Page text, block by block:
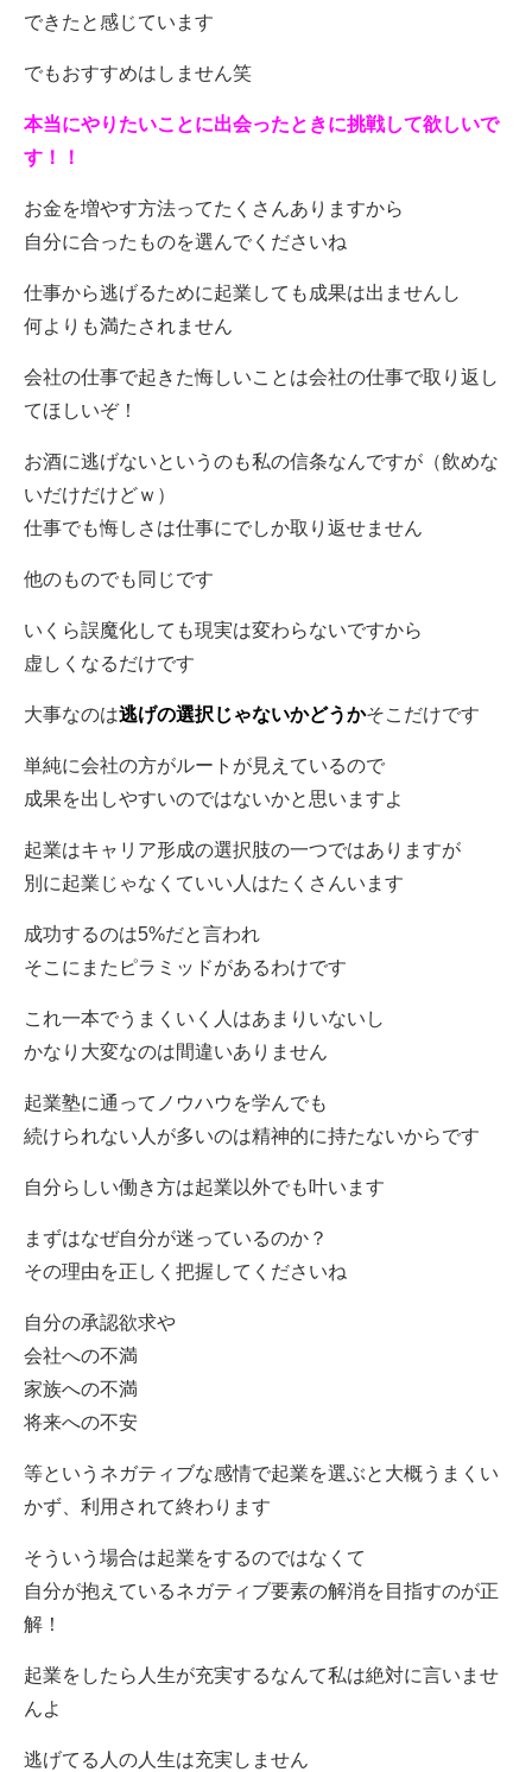
できたと感じています
でもおすすめはしません笑
本当にやりたいことに出会ったときに挑戦して欲しいで
す！！
お金を増やす方法ってたくさんありますから
自分に合ったものを選んでくださいね
仕事から逃げるために起業しても成果は出ませんし
何よりも満たされません
会社の仕事で起きた悔しいことは会社の仕事で取り返し
てほしいぞ！
お酒に逃げないというのも私の信条なんですが（飲めな
いだけだけどｗ）
仕事でも悔しさは仕事にでしか取り返せません
他のものでも同じです
いくら誤魔化しても現実は変わらないですから
虚しくなるだけです
大事なのは逃げの選択じゃないかどうかそこだけです
単純に会社の方がルートが見えているので
成果を出しやすいのではないかと思いますよ
起業はキャリア形成の選択肢の一つではありますが
別に起業じゃなくていい人はたくさんいます
成功するのは5%だと言われ
そこにまたピラミッドがあるわけです
これ一本でうまくいく人はあまりいないし
かなり大変なのは間違いありません
起業塾に通ってノウハウを学んでも
続けられない人が多いのは精神的に持たないからです
自分らしい働き方は起業以外でも叶います
まずはなぜ自分が迷っているのか？
その理由を正しく把握してくださいね
自分の承認欲求や
会社への不満
家族への不満
将来への不安
等というネガティブな感情で起業を選ぶと大概うまくい
かず、利用されて終わります
そういう場合は起業をするのではなくて
自分が抱えているネガティブ要素の解消を目指すのが正
解！
起業をしたら人生が充実するなんて私は絶対に言いませ
んよ
逃げてる人の人生は充実しません